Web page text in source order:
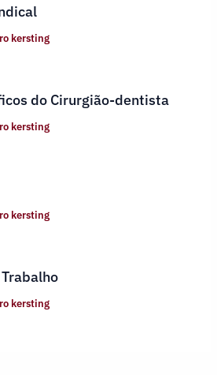
kersting
do Cirurgião-dentista
kersting
kersting
kersting